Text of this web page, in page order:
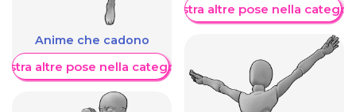
Anime che cadono
altre pose nella categoria
Mostra altre pose nella